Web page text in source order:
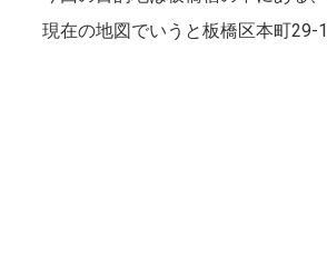
現在の地図でいうと板橋区本町29-